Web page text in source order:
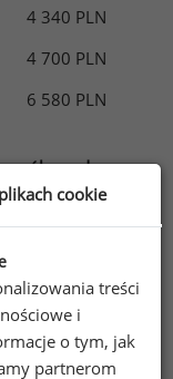
4 340 PLN
4 700 PLN
6 580 PLN
dane o
cookie
treści
i
o tym, jak
partnerom